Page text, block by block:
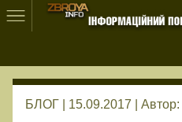
БЛОГ | 15.09.2017 | Автор: